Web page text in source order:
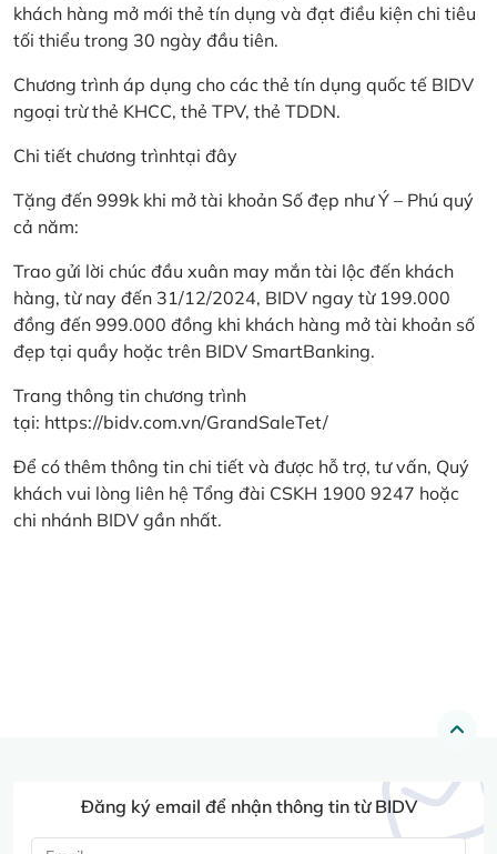
khách hàng mở mới thẻ tín dụng và đạt điều kiện chi tiêu
tối thiểu trong 30 ngày đầu tiên.
Chương trình áp dụng cho các thẻ tín dụng quốc tế BIDV
ngoại trừ thẻ KHCC, thẻ TPV, thẻ TDDN.
Chi tiết chương trìnhtại đây
Tặng đến 999k khi mở tài khoản Số đẹp như Ý – Phú quý
cả năm:
Trao gửi lời chúc đầu xuân may mắn tài lộc đến khách
hàng, từ nay đến 31/12/2024, BIDV ngay từ 199.000
đồng đến 999.000 đồng khi khách hàng mở tài khoản số
đẹp tại quầy hoặc trên BIDV SmartBanking.
Trang thông tin chương trình
tại: https://bidv.com.vn/GrandSaleTet/
Để có thêm thông tin chi tiết và được hỗ trợ, tư vấn, Quý
khách vui lòng liên hệ Tổng đài CSKH 1900 9247 hoặc
chi nhánh BIDV gần nhất.
Đăng ký email để nhận thông tin từ BIDV